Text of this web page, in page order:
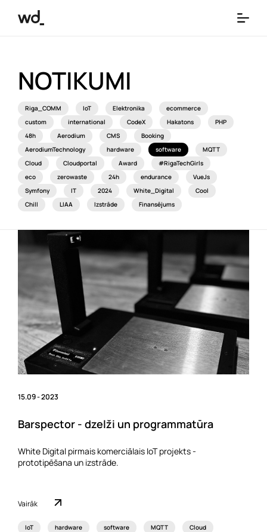
NOTIKUMI
Riga_COMM IoT Elektronika
ecommerce
custom
international CodeX Hakatons
PHP
48h
Aerodium CMS
Booking
AerodiumTechnology
hardware software
MQTT
Cloud
Cloudportal Award
#RigaTechGirls
eco
zerowaste 24h endurance
VueJs
Symfony
IT 2024 White_Digital
Cool
Chill
LIAA Izstrāde Finansējums
15.09 - 2023
Barspector - dzelži un programmatūra
White Digital pirmais komerciālais IoT projekts -
prototipēšana un izstrāde.
Vairāk
IoT hardware software MQTT
Cloud